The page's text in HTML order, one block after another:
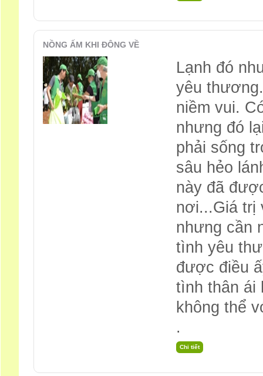
NỒNG ẤM KHI ĐÔNG VỀ
Lạnh đó
yêu
niềm vui.
nhưng đó
phải sống
sâu hẻo
này đã
nơi...Giá trị
nhưng cần
tình yêu
được điều
tình thân ái
không thể
.